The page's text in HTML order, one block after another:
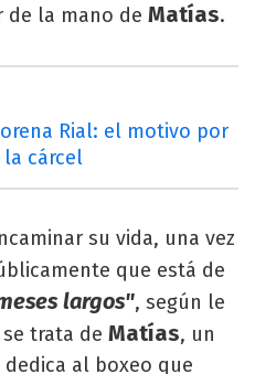
de la mano de Matías.
Rial: el motivo por
cárcel
su vida, una vez
que está de
largos", según le
trata de Matías, un
al boxeo que